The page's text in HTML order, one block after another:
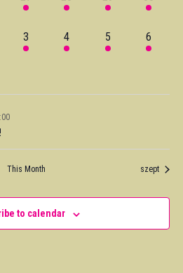
events,
event,
event,
event,
1
event,
3
2
events,
4
1
event,
5
1
event,
6
This Month szept
to calendar